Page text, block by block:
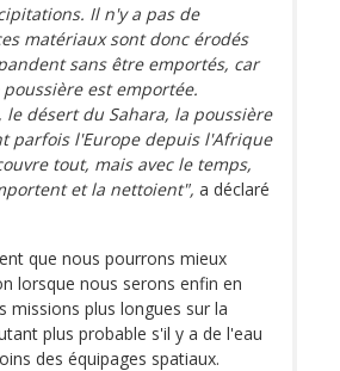
Il n'y a pas de
matériaux sont donc érodés
sans être emportés, car
est emportée.
le désert du Sahara, la poussière
parfois l'Europe depuis l'Afrique
tout, mais avec le temps,
et la nettoient", a déclaré
que nous pourrons mieux
lorsque nous serons enfin en
missions plus longues sur la
plus probable s'il y a de l'eau
des équipages spatiaux.